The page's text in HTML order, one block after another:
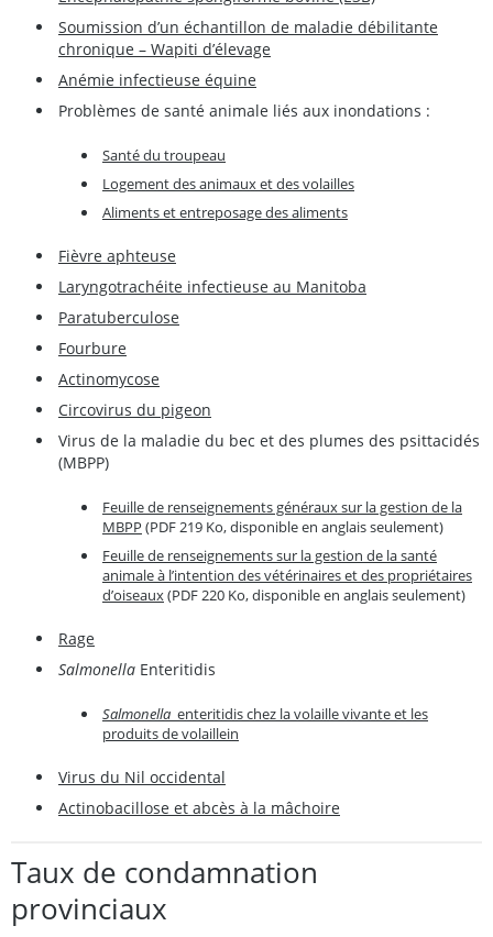
Soumission d’un échantillon de maladie débilitante
chronique – Wapiti d’élevage
Anémie infectieuse équine
Problèmes de santé animale liés aux inondations :
Santé du troupeau
Logement des animaux et des volailles
Aliments et entreposage des aliments
Fièvre aphteuse
Laryngotrachéite infectieuse au Manitoba
Paratuberculose
Fourbure
Actinomycose
Circovirus du pigeon
Virus de la maladie du bec et des plumes des psittacidés
(MBPP)
Feuille de renseignements généraux sur la gestion de la
MBPP (PDF 219 Ko, disponible en anglais seulement)
Feuille de renseignements sur la gestion de la santé
animale à l’intention des vétérinaires et des propriétaires
d’oiseaux(PDF 220 Ko, disponible en anglais seulement)
Rage
Salmonella Enteritidis
Salmonella enteritidis chez la volaille vivante et les
produits de volaillein
Virus du Nil occidental
Actinobacillose et abcès à la mâchoire
Taux de condamnation
provinciaux